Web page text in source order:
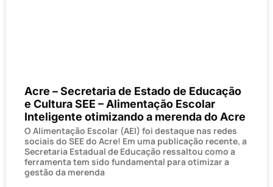
Acre – Secretaria de Estado de Educação
e Cultura SEE – Alimentação Escolar
Inteligente otimizando a merenda do Acre
O Alimentação Escolar (AEI) foi destaque nas redes
sociais do SEE do Acre! Em uma publicação recente, a
Secretaria Estadual de Educação ressaltou como a
ferramenta tem sido fundamental para otimizar a
gestão da merenda